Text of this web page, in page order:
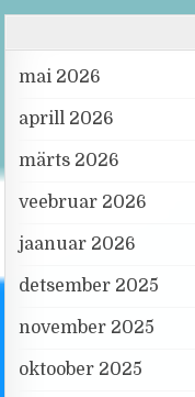
mai 2026
aprill 2026
märts 2026
veebruar 2026
jaanuar 2026
detsember 2025
november 2025
oktoober 2025